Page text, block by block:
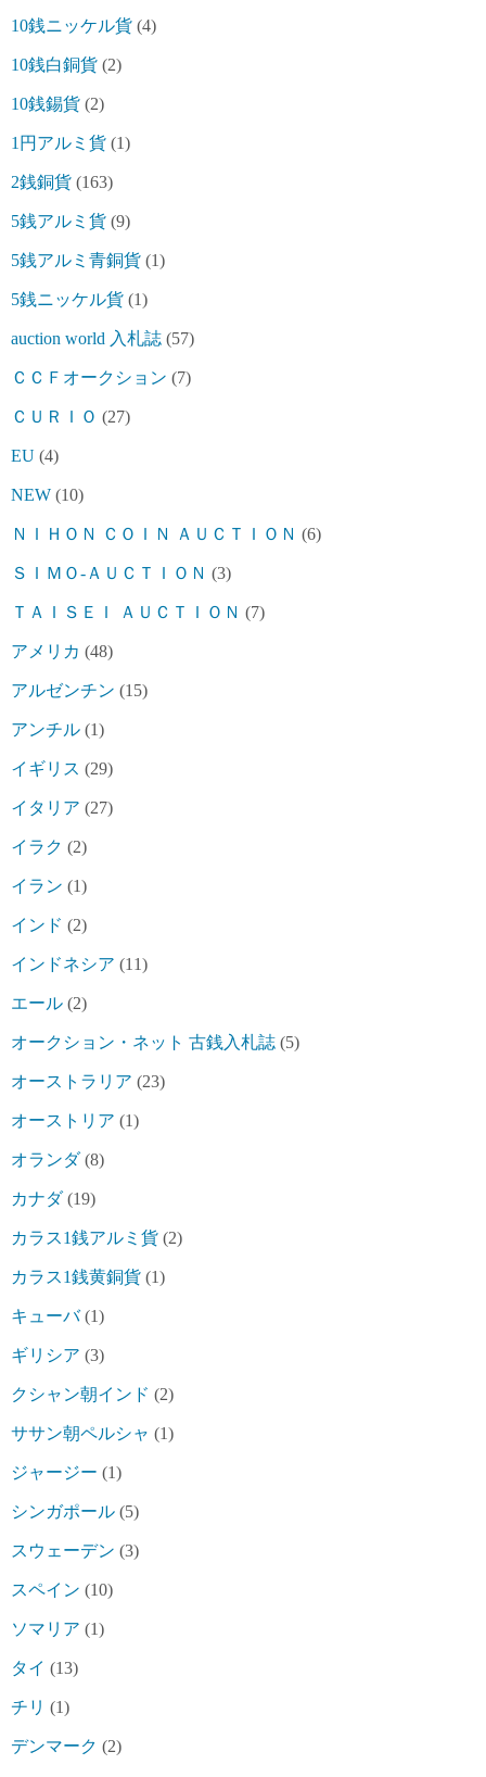
10銭ニッケル貨 (4)
10銭白銅貨 (2)
10銭錫貨 (2)
1円アルミ貨 (1)
2銭銅貨 (163)
5銭アルミ貨 (9)
5銭アルミ青銅貨 (1)
5銭ニッケル貨 (1)
auction world 入札誌 (57)
ＣＣＦオークション (7)
ＣＵＲＩＯ (27)
EU (4)
NEW (10)
ＮＩＨＯＮ ＣＯＩＮ ＡＵＣＴＩＯＮ (6)
ＳＩＭＯ-ＡＵＣＴＩＯＮ (3)
ＴＡＩＳＥＩ ＡＵＣＴＩＯＮ (7)
アメリカ (48)
アルゼンチン (15)
アンチル (1)
イギリス (29)
イタリア (27)
イラク (2)
イラン (1)
インド (2)
インドネシア (11)
エール (2)
オークション・ネット 古銭入札誌 (5)
オーストラリア (23)
オーストリア (1)
オランダ(8)
カナダ(19)
カラス1銭アルミ貨 (2)
カラス1銭黄銅貨 (1)
キューバ(1)
ギリシア (3)
クシャン朝インド (2)
ササン朝ペルシャ (1)
ジャージー (1)
シンガポール (5)
スウェーデン (3)
スペイン (10)
ソマリア (1)
タイ (13)
チリ (1)
デンマーク (2)